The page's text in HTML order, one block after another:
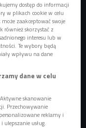
"African Gaze:
tym razem poznać
czarnej oraz
dostęp do informacji
w plikach cookie w celu
zaakceptować swoje
skorzystać z
interesu lub w
Te wybory będą
wpływu na dane
dane w celu
skanowanie
Przechowywanie
reklamy i
usług.